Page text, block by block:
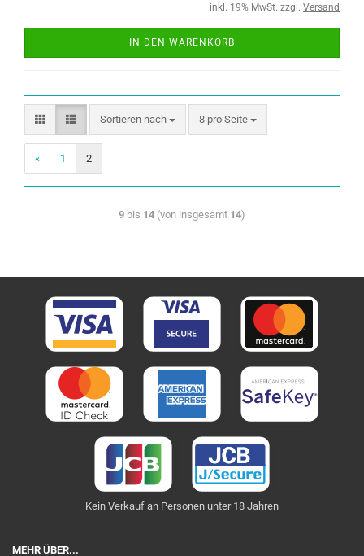
inkl. 19% MwSt. zzgl. Versand
IN DEN WARENKORB
Sortieren nach 8 pro Seite
« 1 2
9 bis 14 (von insgesamt 14)
Kein Verkauf an Personen unter 18 Jahren
MEHR ÜBER...